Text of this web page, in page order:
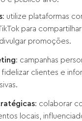
: utilize plataformas
para
promoções.
: campanhas
fidelizar clientes e
: colaborar
locais,